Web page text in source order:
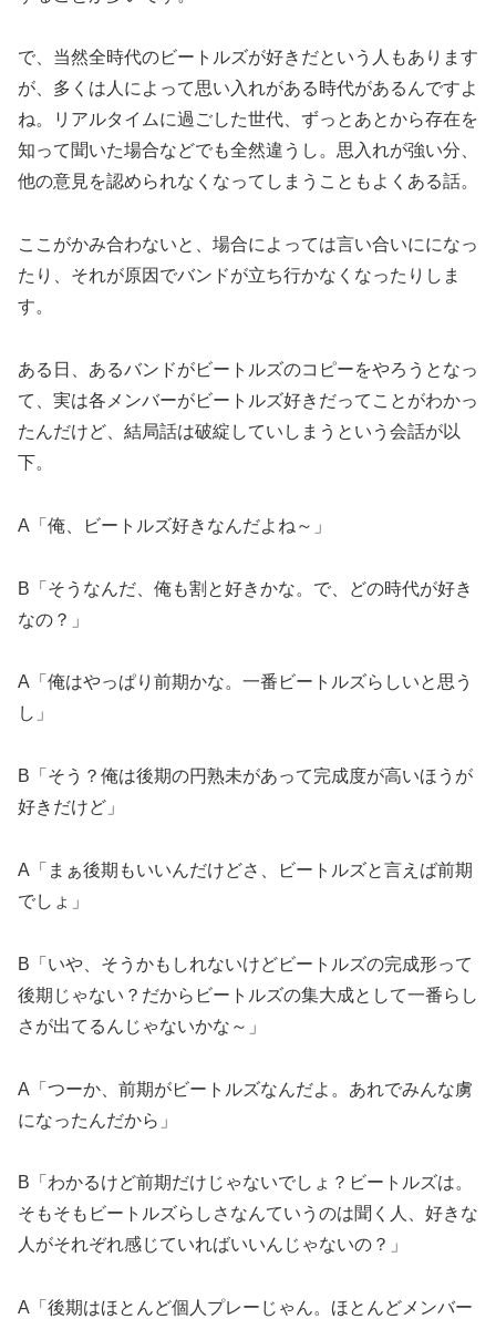
で、当然全時代のビートルズが好きだという人もあります
が、多くは人によって思い入れがある時代があるんですよ
ね。リアルタイムに過ごした世代、ずっとあとから存在を
知って聞いた場合などでも全然違うし。思入れが強い分、
他の意見を認められなくなってしまうこともよくある話。
ここがかみ合わないと、場合によっては言い合いにになっ
たり、それが原因でバンドが立ち行かなくなったりしま
す。
ある日、あるバンドがビートルズのコピーをやろうとなっ
て、実は各メンバーがビートルズ好きだってことがわかっ
たんだけど、結局話は破綻していしまうという会話が以
下。
A「俺、ビートルズ好きなんだよね～」
B「そうなんだ、俺も割と好きかな。で、どの時代が好き
なの？」
A「俺はやっぱり前期かな。一番ビートルズらしいと思う
し」
B「そう？俺は後期の円熟未があって完成度が高いほうが
好きだけど」
A「まぁ後期もいいんだけどさ、ビートルズと言えば前期
でしょ」
B「いや、そうかもしれないけどビートルズの完成形って
後期じゃない？だからビートルズの集大成として一番らし
さが出てるんじゃないかな～」
A「つーか、前期がビートルズなんだよ。あれでみんな虜
になったんだから」
B「わかるけど前期だけじゃないでしょ？ビートルズは。
そもそもビートルズらしさなんていうのは聞く人、好きな
人がそれぞれ感じていればいいんじゃないの？」
A「後期はほとんど個人プレーじゃん。ほとんどメンバー